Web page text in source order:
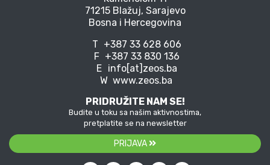
71215 Blažuj, Sarajevo
Bosna i Hercegovina
T +387 33 628 606
F +387 33 830 136
E info[at]zeos.ba
W www.zeos.ba
PRIDRUŽITE NAM SE!
Budite u toku sa našim aktivnostima,
pretplatite se na newsletter
PRIJAVA